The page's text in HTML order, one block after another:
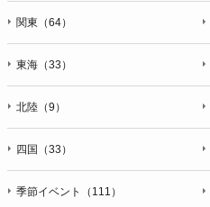
関東（64）
東海（33）
北陸（9）
四国（33）
季節イベント（111）